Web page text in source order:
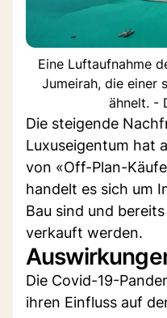
Eine Luftaufnahme
Jumeirah, die einer
ähnelt. -
Die steigende
Luxuseigentum hat
von «Off-Plan-
handelt es sich um
Bau sind und
verkauft werden.
Die Covid-19-
ihren Einfluss auf